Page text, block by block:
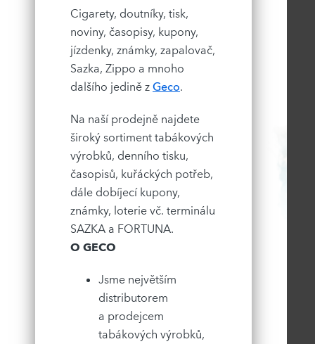
Cigarety, doutníky, tisk,
noviny, časopisy, kupony,
jízdenky, známky, zapalovač,
Sazka, Zippo a mnoho
dalšího jedině zGeco.
Na naší prodejně najdete
široký sortiment tabákových
výrobků, denního tisku,
časopisů, kuřáckých potřeb,
dále dobíjecí kupony,
známky, loterie vč. terminálu
SAZKA a FORTUNA.
O GECO
Jsme největším
distributorem
a prodejcem
tabákových výrobků,